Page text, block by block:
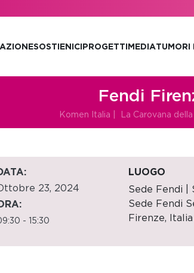
SOSTIENICIPROGETTIMEDIATUMORI
Fendi
Komen Italia La Carovana
23, 2024
- 15:30
LUOGO
Sede Fendi |
Sede Fendi
Firenze, Italia